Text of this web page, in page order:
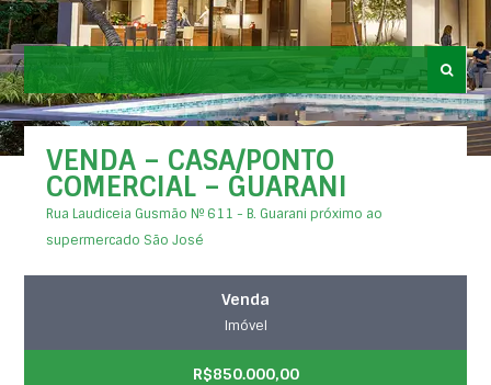
VENDA – CASA/PONTO
COMERCIAL – GUARANI
Rua Laudiceia Gusmão Nº 611 - B. Guarani próximo ao
supermercado São José
Venda
Imóvel
R$850.000,00